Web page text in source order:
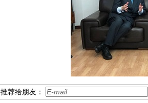
推荐给朋友：